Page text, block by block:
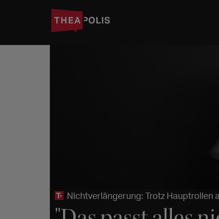
Nichtverlängerung: Trotz Hauptrollen